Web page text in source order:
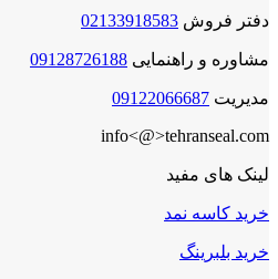
دفتر فروش 02133918583
مشاوره و راهنمایی 09128726188
مدیریت 09122066687
info<@>tehranseal.com
لینک های مفید
خرید کاسه نمد
خرید بلبرینگ